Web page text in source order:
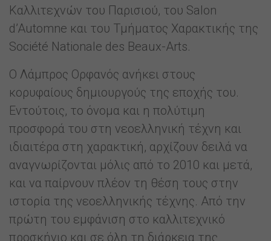
Καλλιτεχνών του Παρισιού, του Salon
d’Automne και του Τμήματος Χαρακτικής της
Société Nationale des Beaux-Arts.
Ο Λάμπρος Ορφανός ανήκει στους
κορυφαίους δημιουργούς της εποχής του.
Εντούτοις, το όνομα και η πολύτιμη
προσφορά του στη νεοελληνική τέχνη και
ιδιαιτέρα στη χαρακτική, αρχίζουν δειλά να
αναγνωρίζονται μόλις από το 2010 και μετά,
και να παίρνουν πλέον τη θέση τους στην
ιστορία της νεοελληνικής τέχνης. Από την
πρώτη του εμφάνιση στο καλλιτεχνικό
προσκήνιο και σε όλη τη διάρκεια της